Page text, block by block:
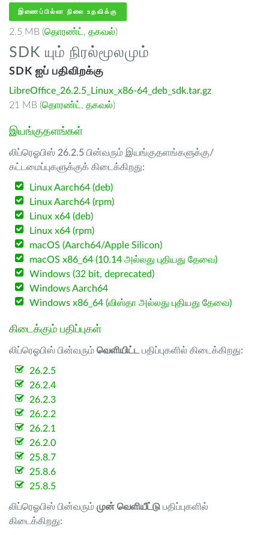
இணைப்பில்லா நிலை உதவிக்கு
2.5 MB (தொரண்ட் , தகவல்)
SDK யும் நிரல்மூலமும்
SDK ஐப் பதிவிறக்கு
LibreOffice_26.2.5_Linux_x86-64_deb_sdk.tar.gz
21 MB (தொரண்ட் , தகவல்)
இயங்குதளங்கள்
லிப்ரெஓபிஸ் 26.2.5 பின்வரும் இயங்குதளங்களுக்கு/
கட்டமைப்புகளுக்குக் கிடைக்கிறது:
Linux Aarch64 (deb)
Linux Aarch64 (rpm)
Linux x64 (deb)
Linux x64 (rpm)
macOS (Aarch64/Apple Silicon)
macOS x86_64 (10.14 அல்லது புதியது தேவை)
Windows (32 bit, deprecated)
Windows Aarch64
Windows x86_64 (விஸ்தா அல்லது புதியது தேவை)
கிடைக்கும் பதிப்புகள்
லிப்ரெஓபிஸ் பின்வரும் வெளியிட்ட பதிப்புகளில் கிடைக்கிறது:
26.2.5
26.2.4
26.2.3
26.2.2
26.2.1
26.2.0
25.8.7
25.8.6
25.8.5
லிப்ரெஓபிஸ் பின்வரும் முன் வெளியீட்டு பதிப்புகளில்
கிடைக்கிறது: